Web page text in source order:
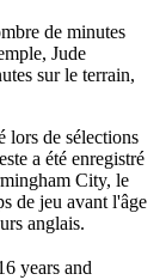
de minutes
Jude
sur le terrain,
lors de sélections
a été enregistré
City, le
de jeu avant l'âge
anglais.
years and